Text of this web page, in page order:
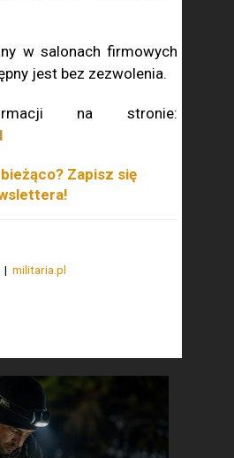
w salonach firmowych
jest bez zezwolenia.
na stronie:
Zapisz się
militaria.pl